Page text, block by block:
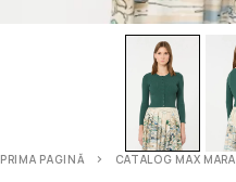
PRIMA PAGINĂ CATALOG MAX MARA